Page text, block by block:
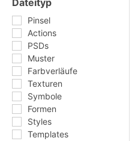
Dateityp
Pinsel
Actions
PSDs
Muster
Farbverläufe
Texturen
Symbole
Formen
Styles
Templates